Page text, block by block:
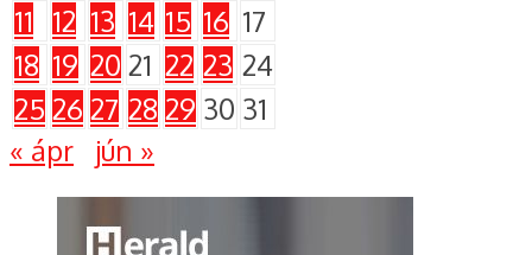
11
12 13 14 15 16 17
18 19 20 21 22 23 24
25 26 27 28 29 30 31
« ápr
jún »